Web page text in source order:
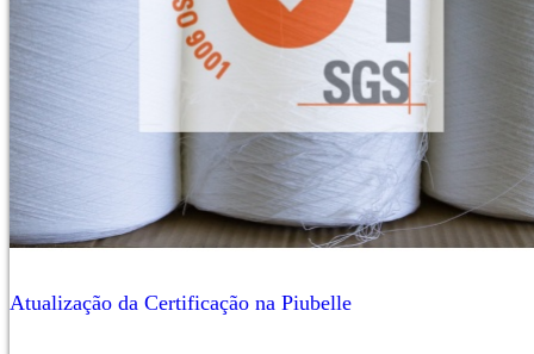
Atualização da Certificação na Piubelle